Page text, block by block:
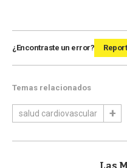
¿Encontraste un error?
Temas relacionados
salud cardiovascular